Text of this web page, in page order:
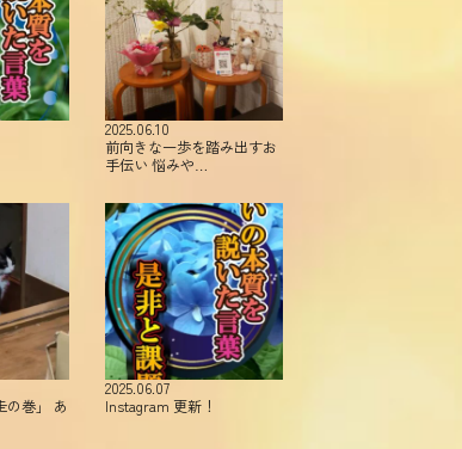
2025.06.10
前向きな一歩を踏み出すお
手伝い 悩みや…
の巻」 あ
2025.06.07
Instagram 更新！